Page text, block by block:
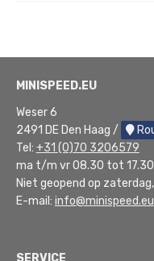
MINISPEED.EU
Weser 6
2491 DE Den Haag /
Tel: +31 (0)70 3206579
ma t/m vr 08.30 tot 17.30
Niet geopend op
E-mail: info@minispeed.eu
SERVICE